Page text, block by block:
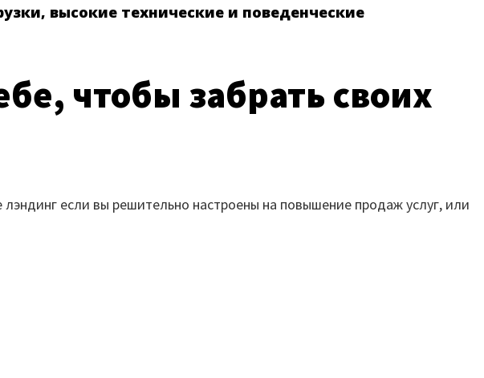
высокие технические и поведенческие
чтобы забрать своих
если вы решительно настроены на повышение продаж услуг, или